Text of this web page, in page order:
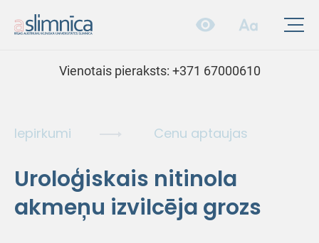
Vienotais pieraksts: +371 67000610
Iepirkumi Cenu aptaujas
Uroloģiskais nitinola
akmeņu izvilcēja grozs